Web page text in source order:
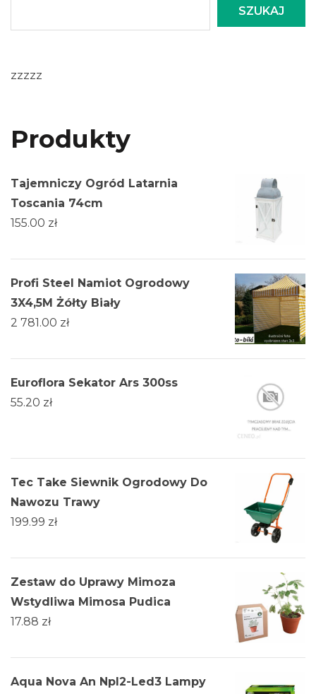
SZUKAJ
zzzzz
Produkty
Tajemniczy Ogród Latarnia
Toscania 74cm
155.00 zł
Profi Steel Namiot Ogrodowy
3X4,5M Żółty Biały
2 781.00 zł
Euroflora Sekator Ars 300ss
55.20 zł
Tec Take Siewnik Ogrodowy Do
Nawozu Trawy
199.99 zł
Zestaw do Uprawy Mimoza
Wstydliwa Mimosa Pudica
17.88 zł
Aqua Nova An Npl2-Led3 Lampy